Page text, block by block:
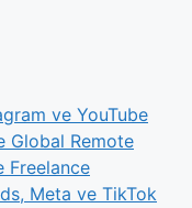
ve YouTube
Global Remote
Freelance
Meta ve TikTok